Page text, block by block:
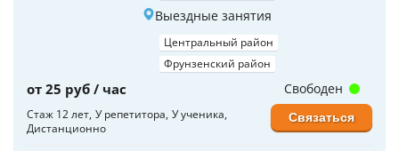
Выездные занятия
Центральный район
Фрунзенский район
от 25 руб / час
Стаж 12 лет У репетитора У ученика
Дистанционно
Свободен
Связаться